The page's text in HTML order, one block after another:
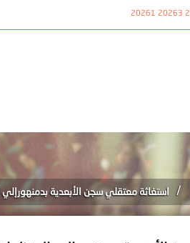
/ استغاثة معتقلي سجن الأبعدية